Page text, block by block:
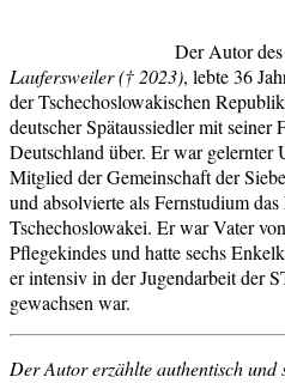
Der Autor
Laufersweiler († 2023), lebte36
der Tschechoslowakischen
deutscher Spätaussiedler mit
Deutschland über. Erwargelernter
Mitglied der Gemeinschaft der
und absolvierteals Fernstudium
Tschechoslowakei. ErwarVater
Pflegekindes und hattesechs
er intensiv in der Jugendarbeit der
gewachsen war.
Der Autorerzählteauthentisch und